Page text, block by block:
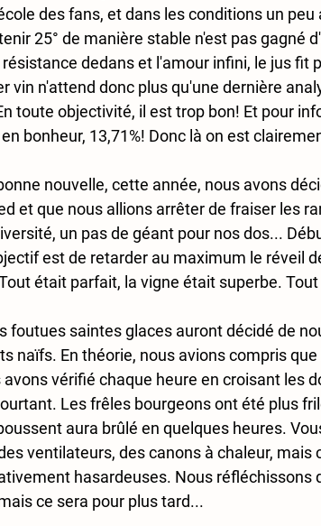
des fans, et dans les conditions un
25° de manière stable n'est pas gagné
dedans et l'amour infini, le jus fit
vin n'attend donc plus qu'une dernière
toute objectivité, il est trop bon! Et pour
bonheur, 13,71%! Donc là on est
nouvelle, cette année, nous avons
et que nous allions arrêter de fraiser les
un pas de géant pour nos dos...
est de retarder au maximum le réveil
était parfait, la vigne était superbe.
foutues saintes glaces auront décidé de
naïfs. En théorie, nous avions compris
avons vérifié chaque heure en croisant les
Les frêles bourgeons ont été plus
aura brûlé en quelques heures.
ventilateurs, des canons à chaleur,
hasardeuses. Nous réfléchissons
ce sera pour plus tard...